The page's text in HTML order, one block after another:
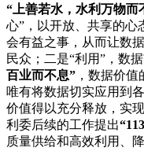
“上善若水，水利万物而
心”，以开放、共享的心
会有益之事，从而让数
民众；二是“利用”，数
百业而不息” ，数据价
唯有将数据切实应用到
价值得以充分释放，实
利委后续的工作提出
质量供给和高效利用、